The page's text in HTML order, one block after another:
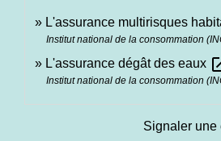
L'assurance multirisques
Institut national de la consommation
L'assurance dégât des eaux
Institut national de la consommation
Signaler une